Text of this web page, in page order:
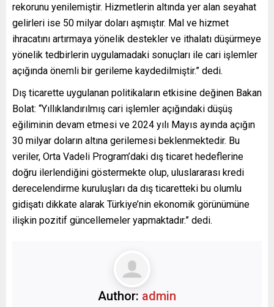
rekorunu yenilemiştir. Hizmetlerin altında yer alan seyahat
gelirleri ise 50 milyar doları aşmıştır. Mal ve hizmet
ihracatını artırmaya yönelik destekler ve ithalatı düşürmeye
yönelik tedbirlerin uygulamadaki sonuçları ile cari işlemler
açığında önemli bir gerileme kaydedilmiştir.” dedi.
Dış ticarette uygulanan politikaların etkisine değinen Bakan
Bolat: “Yıllıklandırılmış cari işlemler açığındaki düşüş
eğiliminin devam etmesi ve 2024 yılı Mayıs ayında açığın
30 milyar doların altına gerilemesi beklenmektedir. Bu
veriler, Orta Vadeli Program’daki dış ticaret hedeflerine
doğru ilerlendiğini göstermekte olup, uluslararası kredi
derecelendirme kuruluşları da dış ticaretteki bu olumlu
gidişatı dikkate alarak Türkiye’nin ekonomik görünümüne
ilişkin pozitif güncellemeler yapmaktadır.” dedi.
Author: admin